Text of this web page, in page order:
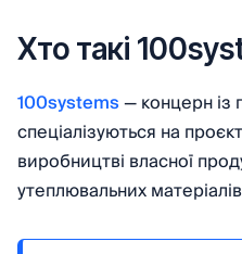
Хто такі
100systems— концерн із
спеціалізуються на
виробництві власної
утеплювальних